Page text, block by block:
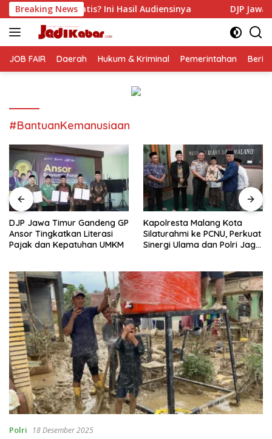
Langsung
ke
konten
Breaking News
Ini Hasil Audiensinya DJP Jawa Timur Gandeng GP
JOB FAIR Daerah Hukum & Kriminal Pemerintahan
#BantuanKemanusiaan
DJP Jawa Timur Gandeng GP
Ansor Tingkatkan Literasi
Pajak dan Kepatuhan UMKM
Kapolresta Malang Kota
Silaturahmi ke PCNU, Perkuat
Sinergi Ulama dan Polri Jaga
Polri 18 Desember 2025